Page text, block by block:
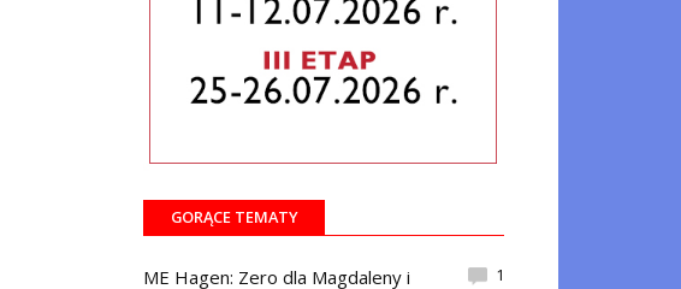
GORĄCE TEMATY
ME Hagen: Zero dla Magdaleny i
1